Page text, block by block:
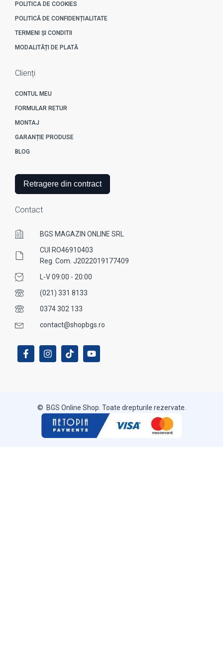
POLITICA DE COOKIES
POLITICĂ DE CONFIDENȚIALITATE
TERMENI ȘI CONDITII
MODALITĂȚI DE PLATĂ
Clienți
CONTUL MEU
FORMULAR RETUR
MONTAJ
GARANȚIE PRODUSE
BLOG
Retragere din contract
Contact
BGS MAGAZIN ONLINE SRL
CUI RO46910403
Reg. Com. J2022019177409
L-V 09:00 - 20:00
(021) 331 8133
0374 302 133
contact@shopbgs.ro
© BGS Online Shop. Toate drepturile rezervate.